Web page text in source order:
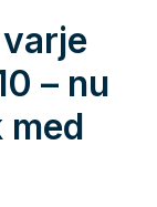
– nu
med